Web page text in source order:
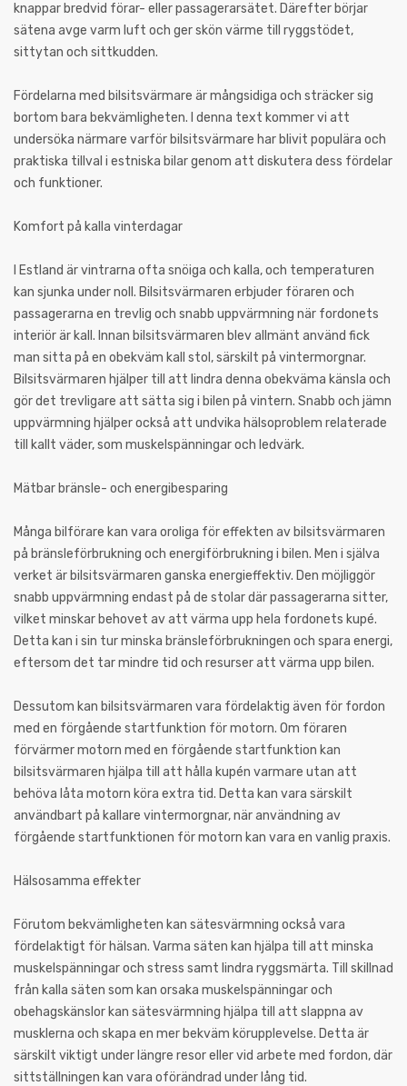
knappar bredvid förar- eller passagerarsätet. Därefter börjar
sätena avge varm luft och ger skön värme till ryggstödet,
sittytan och sittkudden.
Fördelarna med bilsitsvärmare är mångsidiga och sträcker sig
bortom bara bekvämligheten. I denna text kommer vi att
undersöka närmare varför bilsitsvärmare har blivit populära och
praktiska tillval i estniska bilar genom att diskutera dess fördelar
och funktioner.
Komfort på kalla vinterdagar
I Estland är vintrarna ofta snöiga och kalla, och temperaturen
kan sjunka under noll. Bilsitsvärmaren erbjuder föraren och
passagerarna en trevlig och snabb uppvärmning när fordonets
interiör är kall. Innan bilsitsvärmaren blev allmänt använd fick
man sitta på en obekväm kall stol, särskilt på vintermorgnar.
Bilsitsvärmaren hjälper till att lindra denna obekväma känsla och
gör det trevligare att sätta sig i bilen på vintern. Snabb och jämn
uppvärmning hjälper också att undvika hälsoproblem relaterade
till kallt väder, som muskelspänningar och ledvärk.
Mätbar bränsle- och energibesparing
Många bilförare kan vara oroliga för effekten av bilsitsvärmaren
på bränsleförbrukning och energiförbrukning i bilen. Men i själva
verket är bilsitsvärmaren ganska energieffektiv. Den möjliggör
snabb uppvärmning endast på de stolar där passagerarna sitter,
vilket minskar behovet av att värma upp hela fordonets kupé.
Detta kan i sin tur minska bränsleförbrukningen och spara energi,
eftersom det tar mindre tid och resurser att värma upp bilen.
Dessutom kan bilsitsvärmaren vara fördelaktig även för fordon
med en förgående startfunktion för motorn. Om föraren
förvärmer motorn med en förgående startfunktion kan
bilsitsvärmaren hjälpa till att hålla kupén varmare utan att
behöva låta motorn köra extra tid. Detta kan vara särskilt
användbart på kallare vintermorgnar, när användning av
förgående startfunktionen för motorn kan vara en vanlig praxis.
Hälsosamma effekter
Förutom bekvämligheten kan sätesvärmning också vara
fördelaktigt för hälsan. Varma säten kan hjälpa till att minska
muskelspänningar och stress samt lindra ryggsmärta. Till skillnad
från kalla säten som kan orsaka muskelspänningar och
obehagskänslor kan sätesvärmning hjälpa till att slappna av
musklerna och skapa en mer bekväm körupplevelse. Detta är
särskilt viktigt under längre resor eller vid arbete med fordon, där
sittställningen kan vara oförändrad under lång tid.